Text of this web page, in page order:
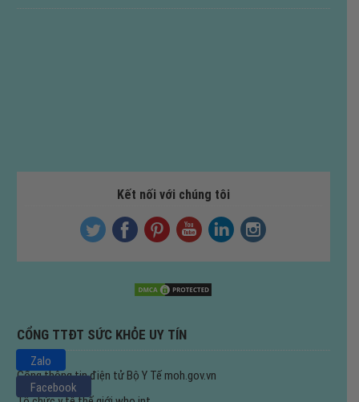
Kết nối với chúng tôi
CỔNG TTĐT SỨC KHỎE UY TÍN
Cổng thông tin điện tử Bộ Y Tế moh.gov.vn
Zalo
Facebook